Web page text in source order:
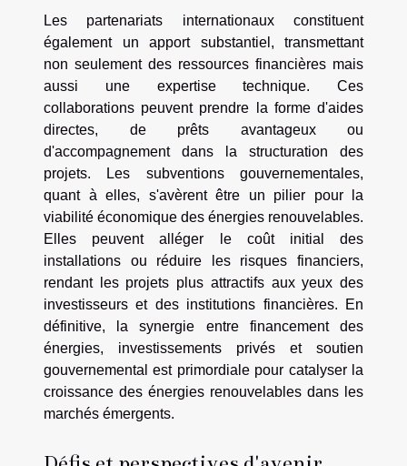
Les partenariats internationaux constituent
également un apport substantiel, transmettant
non seulement des ressources financières mais
aussi une expertise technique. Ces
collaborations peuvent prendre la forme d'aides
directes, de prêts avantageux ou
d'accompagnement dans la structuration des
projets. Les subventions gouvernementales,
quant à elles, s'avèrent être un pilier pour la
viabilité économique des énergies renouvelables.
Elles peuvent alléger le coût initial des
installations ou réduire les risques financiers,
rendant les projets plus attractifs aux yeux des
investisseurs et des institutions financières. En
définitive, la synergie entre financement des
énergies, investissements privés et soutien
gouvernemental est primordiale pour catalyser la
croissance des énergies renouvelables dans les
marchés émergents.